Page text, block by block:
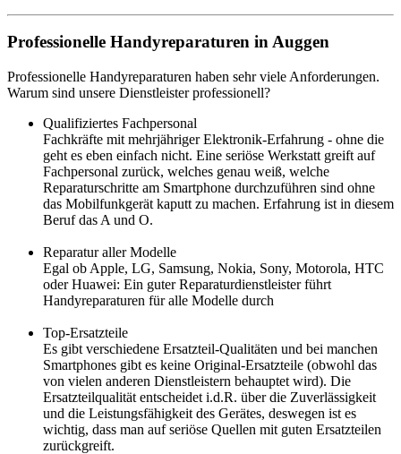
Professionelle Handyreparaturen in Auggen
Professionelle Handyreparaturen haben sehr viele Anforderungen.
Warum sind unsere Dienstleister professionell?
Qualifiziertes Fachpersonal
Fachkräfte mit mehrjähriger Elektronik-Erfahrung - ohne die
geht es eben einfach nicht. Eine seriöse Werkstatt greift auf
Fachpersonal zurück, welches genau weiß, welche
Reparaturschritte am Smartphone durchzuführen sind ohne
das Mobilfunkgerät kaputt zu machen. Erfahrung ist in diesem
Beruf das A und O.
Reparatur aller Modelle
Egal ob Apple, LG, Samsung, Nokia, Sony, Motorola, HTC
oder Huawei: Ein guter Reparaturdienstleister führt
Handyreparaturen für alle Modelle durch
Top-Ersatzteile
Es gibt verschiedene Ersatzteil-Qualitäten und bei manchen
Smartphones gibt es keine Original-Ersatzteile (obwohl das
von vielen anderen Dienstleistern behauptet wird). Die
Ersatzteilqualität entscheidet i.d.R. über die Zuverlässigkeit
und die Leistungsfähigkeit des Gerätes, deswegen ist es
wichtig, dass man auf seriöse Quellen mit guten Ersatzteilen
zurückgreift.